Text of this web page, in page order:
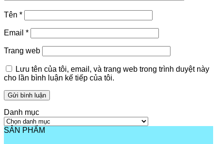
Tên *
Email *
Trang web
Lưu tên của tôi, email, và trang web trong trình duyệt này
cho lần bình luận kế tiếp của tôi.
Danh mục
Danh
mục
SẢN PHẨM